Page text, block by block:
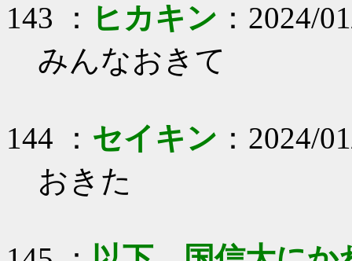
143 ： ヒカキン ：2024/
みんなおきて
144 ： セイキン ：2024/
おきた